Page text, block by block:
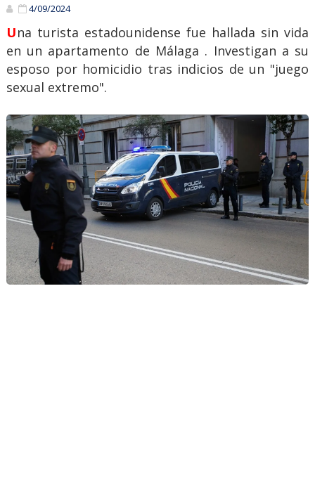
4/09/2024
Una turista estadounidense fue hallada sin vida
en un apartamento de Málaga . Investigan a su
esposo por homicidio tras indicios de un "juego
sexual extremo".